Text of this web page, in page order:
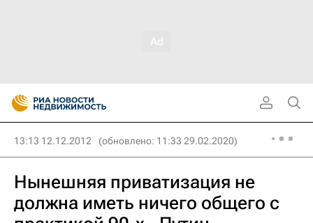
13:13 12.12.2012 (обновлено: 11:33 29.02.2020)
Нынешняя приватизация не
должна иметь ничего общего с